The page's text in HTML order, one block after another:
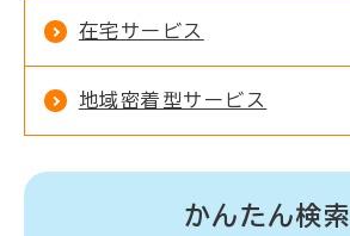
在宅サービス
地域密着型サービス
かんたん検索